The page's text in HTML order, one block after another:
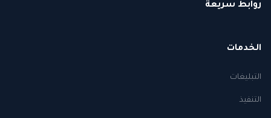
روابط سريعة
الخدمات
التبليغات
التنفيذ